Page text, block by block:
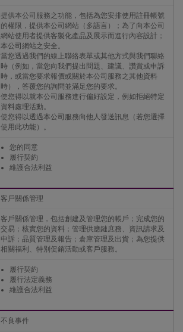
提供本公司服務之功能，包括為您安排使用註冊帳號
的權限，提供本公司網站（多語言）；為了向本公司
網站使用者提供客製化產品及展示而進行內容設計；
本公司網站之安全。
當您透過我們的線上聯絡表單或其他方式與我們聯絡
時（例如，當您向我們提出問題、建議、讚賞或申訴
時，或當您要求報價或關於本公司服務之其他資料
時），答覆您的詢問並滿足您的要求。
使您得以就本公司服務進行偏好設定，例如拒絕特定
資料處理活動。
使您得以透過本公司服務向他人發送訊息（若您選擇
使用此功能）。
您的同意
履行契約
維護合法利益
客戶關係管理
客戶關係管理，包括創建及管理您的帳戶；完成您的
交易；核實您的資料；管理供應鏈庶務、資訊請求及
申訴；品質管理及報告；倉庫管理及出貨；為您提供
相關福利、特別促銷活動或客戶服務。
履行契約
履行法定義務
維護合法利益
不良事件